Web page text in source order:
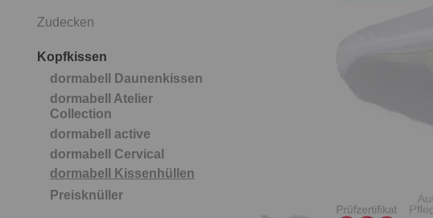
Zudecken
Kopfkissen
dormabell Daunenkissen
dormabell Atelier
Collection
dormabell active
dormabell Cervical
dormabell Kissenhüllen
Preisknüller